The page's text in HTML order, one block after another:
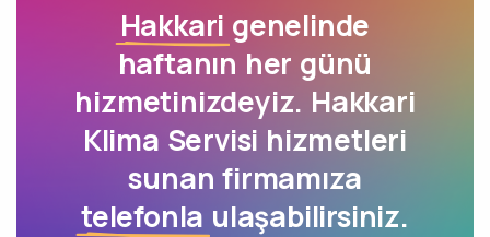
Hakkari genelinde
haftanın her günü
hizmetinizdeyiz. Hakkari
Klima Servisi hizmetleri
sunan firmamıza
telefonla ulaşabilirsiniz.